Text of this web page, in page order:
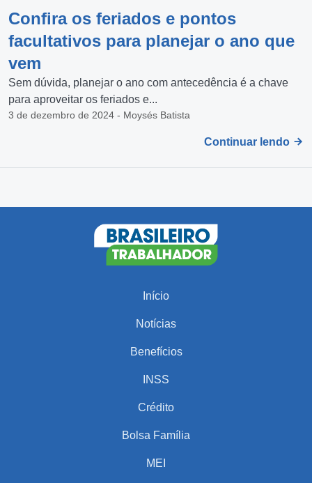
Confira os feriados e pontos
facultativos para planejar o ano que
vem
Sem dúvida, planejar o ano com antecedência é a chave
para aproveitar os feriados e...
3 de dezembro de 2024 - Moysés Batista
Continuar lendo
Início
Notícias
Benefícios
INSS
Crédito
Bolsa Família
MEI